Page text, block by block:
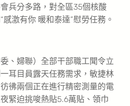
兵分多路，對全區35個核酸
激有你 暖和泰達”慰勞任務。
婦聯）全部干部職工聞令立
耳目員露天任務需求，敏捷林
彿兩個正在進行精密測量的電
緊迫挑唆熱貼5.6萬貼、領巾